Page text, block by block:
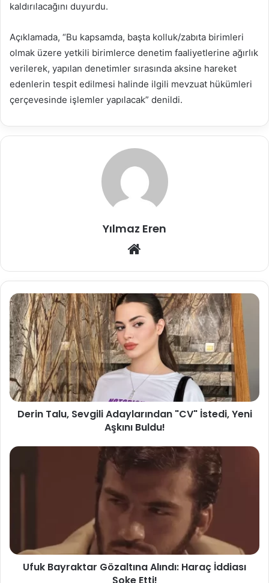
kaldırılacağını duyurdu.
Açıklamada, “Bu kapsamda, başta kolluk/zabıta birimleri
olmak üzere yetkili birimlerce denetim faaliyetlerine ağırlık
verilerek, yapılan denetimler sırasında aksine hareket
edenlerin tespit edilmesi halinde ilgili mevzuat hükümleri
çerçevesinde işlemler yapılacak” denildi.
Yılmaz Eren
Derin Talu, Sevgili Adaylarından "CV" İstedi, Yeni
Aşkını Buldu!
Ufuk Bayraktar Gözaltına Alındı: Haraç İddiası